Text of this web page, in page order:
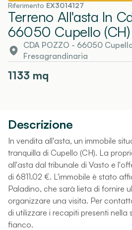
Riferimento EX3014127
Terreno All'asta In
66050 Cupello (CH)
CDA POZZO - 66050
Fresagrandinaria
1133 mq
Descrizione
In vendita all'asta, un immobile
tranquilla di Cupello (CH). La
all'asta dal tribunale di Vasto e
di 6811.02 €. L'immobile è stato
Paladino, che sarà lieta di fornire
organizzare una visita. Per
di utilizzare i recapiti presenti
fianco.